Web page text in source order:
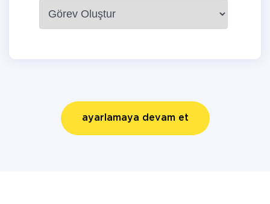
ayarlamaya devam et